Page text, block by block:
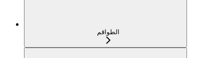
الطواقم